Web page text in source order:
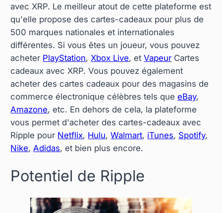
avec XRP. Le meilleur atout de cette plateforme est
qu'elle propose des cartes-cadeaux pour plus de
500 marques nationales et internationales
différentes. Si vous êtes un joueur, vous pouvez
acheter PlayStation, Xbox Live, etVapeur Cartes
cadeaux avec XRP. Vous pouvez également
acheter des cartes cadeaux pour des magasins de
commerce électronique célèbres tels queeBay,
Amazone, etc. En dehors de cela, la plateforme
vous permet d'acheter des cartes-cadeaux avec
Ripple pour Netflix, Hulu,Walmart, iTunes, Spotify,
Nike, Adidas, et bien plus encore.
Potentiel de Ripple